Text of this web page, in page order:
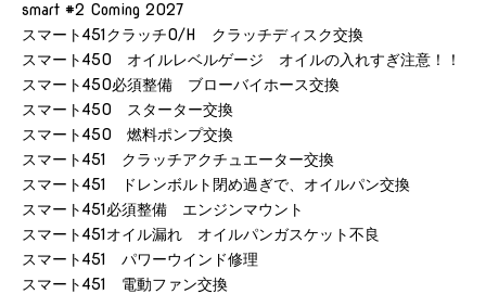
smart #2 Coming 2027
スマート451クラッチO/H クラッチディスク交換
スマート450 オイルレベルゲージ オイルの入れすぎ注意！！
スマート450必須整備 ブローバイホース交換
スマート450 スターター交換
スマート450 燃料ポンプ交換
スマート451 クラッチアクチュエーター交換
スマート451 ドレンボルト閉め過ぎで、オイルパン交換
スマート451必須整備 エンジンマウント
スマート451オイル漏れ オイルパンガスケット不良
スマート451 パワーウインド修理
スマート451 電動ファン交換